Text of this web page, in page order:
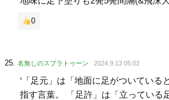
0
名無しのスプラトゥーン 2024.9.13 05:02
‘「足元」は「地面に足がついている
指す言葉。 「足許」は「立っている